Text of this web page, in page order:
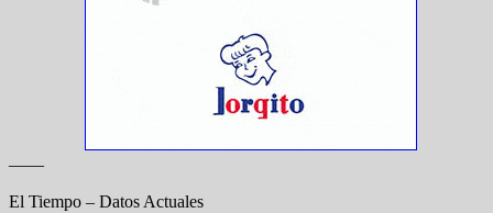
——
El Tiempo – Datos Actuales